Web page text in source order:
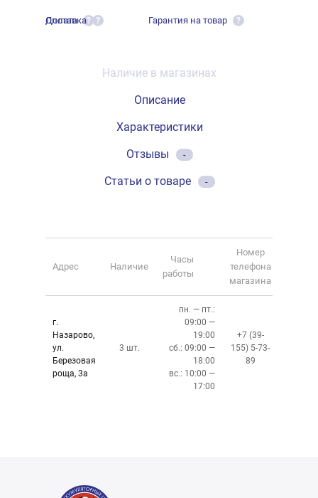
Оплата ?
Доставка ? Гарантия на товар ?
Наличие в магазинах
Описание
Характеристики
Отзывы
-
Статьи о товаре -
Адрес Наличие
Часы
работы
Номер
телефона
магазина
г.
Назарово,
ул.
Березовая
роща, 3а
3 шт.
пн. — пт.:
09:00 —
19:00
сб.: 09:00 —
18:00
вс.: 10:00 —
17:00
+7 (39-
155) 5-73-
89